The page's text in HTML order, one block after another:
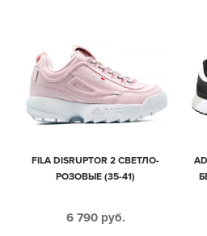
FILA DISRUPTOR 2 СВЕТЛО-
РОЗОВЫЕ (35-41)
6 790 руб.